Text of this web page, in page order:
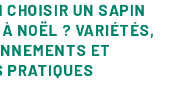
CHOISIR UN SAPIN
NOËL ? VARIÉTÉS,
ET
PRATIQUES